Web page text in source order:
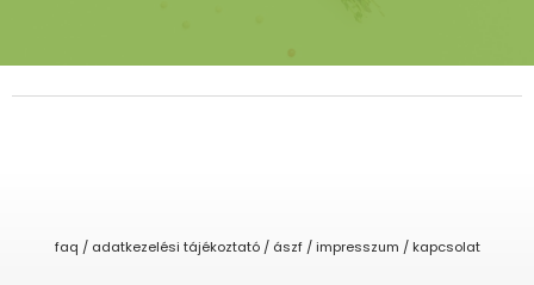
faq / adatkezelési tájékoztató / ászf / impresszum / kapcsolat